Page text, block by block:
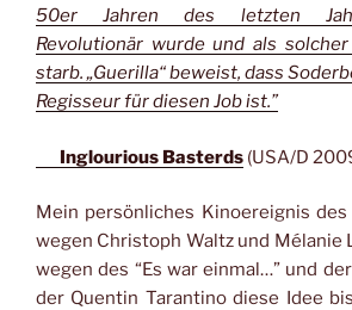
50er Jahren des letzten
Revolutionär wurde und als
starb. „Guerilla“ beweist, dass
Regisseur für diesen Job ist.”
Inglourious Basterds (USA/D
Mein persönliches Kinoereignis
wegen Christoph Waltz und Mélanie
wegen des “Es war einmal…” und
der Quentin Tarantino diese Idee